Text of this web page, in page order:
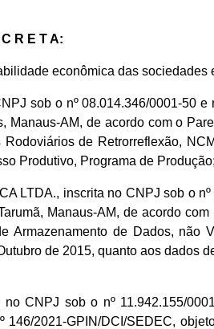
C R E T A:
econômica das sociedades
sob o nº 08.014.346/0001-50
AM, de acordo com o
de Retrorreflexão,
Produtivo, Programa de
LTDA., inscrita no CNPJ sob o
Manaus-AM, de acordo
de Dados, não
de 2015, quanto aos dados
CNPJ sob o nº 11.942.155/
2021-GPIN/DCI/SEDEC,